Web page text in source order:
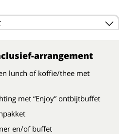
arrangement
lunch of koffie/thee met
met “Enjoy” ontbijtbuffet
en/of buffet